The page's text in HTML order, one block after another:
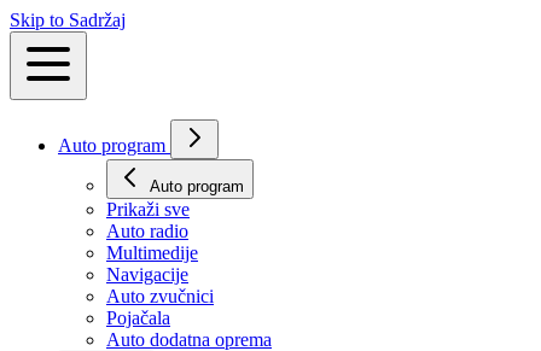
Skip to Sadržaj
Auto program
Auto program
Prikaži svе
Auto radio
Multimedije
Navigacije
Auto zvučnici
Pojačala
Auto dodatna oprema